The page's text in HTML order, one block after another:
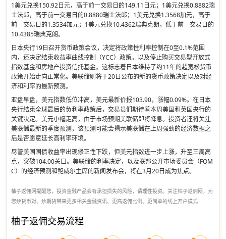
1美元兑换150.92日元，高于前一交易日的149.11日元；1美元兑换0.8882瑞
士法郎，高于前一交易日的0.8880瑞士法郎；1美元兑换1.3568加元，高于
前一交易日的1.3534加元；1美元兑换10.4362瑞典克朗，低于前一交易日的
10.4385瑞典克朗。
日本央行19日召开货币政策会议，决定将政策性利率控制在0至0.1%范围
内，还决定结束收益率曲线控制（YCC）政策，以及停止购买交易型开放式
指数基金和房地产投资信托基金。这标志着日本维持了约11年的超宽松货币
政策开始走向正常化。美联储则将于20日公布的新的货币政策决定以及对经
济和利率的最新预测。
亚盘早盘，美元指数低位冲高，美元最新价报103.90，涨幅0.09%。在日本
央行结束全球最后的负利率政策后，交易员们期待着本周美国和英国央行的
关键决定。美元小幅走高，由于市场预期美联储即将降息。投资者还将关注
美联储最新的季度预测，该预测可能会揭示美联储在上周强劲的经济数据之
后是否愿意延长高利率环境。
尽管美国国债收益率出现修正性下跌，但美元指数进一步上涨，升至三周高
点，突破104.00关口。美联储的利率决定，以及联邦公开市场委员会（FOM
C）的经济预测和鲍威尔主席的新闻发布会，将在3月20日成为焦点。
柚子返佣网提醒您，投资金融产品会有承担损失的风险，请理性投资。关注柚子返佣网，为
您炒货币对、炒期货带来更多相关金融资讯、更高返佣比例、更简单的线上开户模式！
柚子返佣交易流程